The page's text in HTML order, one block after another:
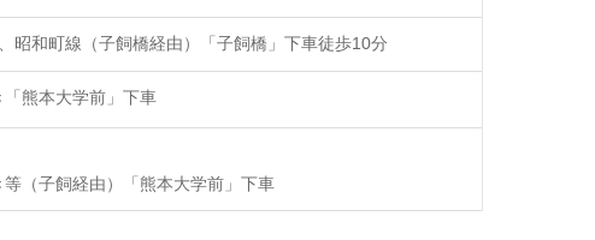
昭和町線（子飼橋経由）「子飼橋」下車徒歩10分
熊本大学前」下車
（子飼経由）「熊本大学前」下車